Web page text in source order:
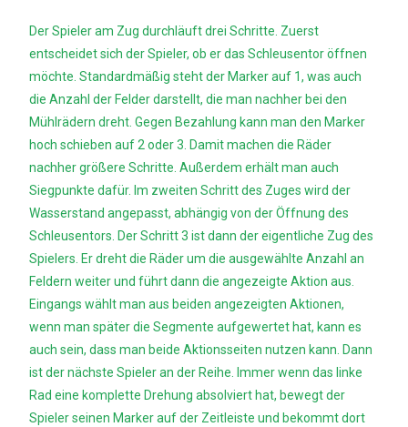
Der Spieler am Zug durchläuft drei Schritte. Zuerst
entscheidet sich der Spieler, ob er das Schleusentor öffnen
möchte. Standardmäßig steht der Marker auf 1, was auch
die Anzahl der Felder darstellt, die man nachher bei den
Mühlrädern dreht. Gegen Bezahlung kann man den Marker
hoch schieben auf 2 oder 3. Damit machen die Räder
nachher größere Schritte. Außerdem erhält man auch
Siegpunkte dafür. Im zweiten Schritt des Zuges wird der
Wasserstand angepasst, abhängig von der Öffnung des
Schleusentors. Der Schritt 3 ist dann der eigentliche Zug des
Spielers. Er dreht die Räder um die ausgewählte Anzahl an
Feldern weiter und führt dann die angezeigte Aktion aus.
Eingangs wählt man aus beiden angezeigten Aktionen,
wenn man später die Segmente aufgewertet hat, kann es
auch sein, dass man beide Aktionsseiten nutzen kann. Dann
ist der nächste Spieler an der Reihe. Immer wenn das linke
Rad eine komplette Drehung absolviert hat, bewegt der
Spieler seinen Marker auf der Zeitleiste und bekommt dort